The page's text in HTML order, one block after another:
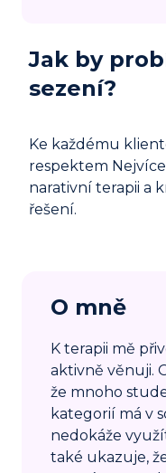
Jak by
sezení?
Ke každému
respektem
narativní terapii a
řešení.
O mně
K terapii mě
aktivně věnuji.
že mnoho
kategorií má v
nedokáže
také ukazuje,